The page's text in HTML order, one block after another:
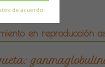
de acuerdo
en reproducción